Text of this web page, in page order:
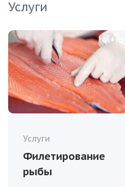
Услуги
Услуги
Филетирование
рыбы